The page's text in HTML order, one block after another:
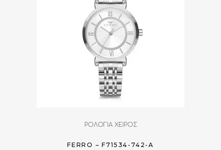
ΡΟΛΟΓΙΑ ΧΕΙΡΟΣ
FERRO – F71534-742-A